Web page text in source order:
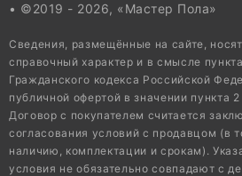
• ©2019 - 2026, «Мастер Пола»
Сведения, размещённые на сайте,
справочный характер и в смысле
Гражданского кодекса Российской
публичной офертой в значении пункта
Договор с покупателем считается
согласования условий с продавцом (в
наличию, комплектации и срокам).
условия не обязательно совпадают с